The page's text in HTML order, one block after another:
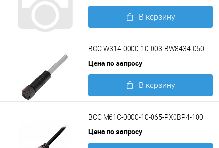
В корзину
BCC W314-0000-10-003-BW8434-050
Цена по запросу
В корзину
BCC M61C-0000-10-065-PX0BP4-100
Цена по запросу